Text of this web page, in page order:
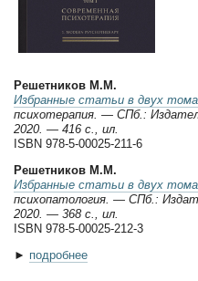
Решетников М.М.
Избранные статьи в двух
психотерапия. — СПб.:
2020. — 416 с., ил.
ISBN 978-5-00025-211-6
Решетников М.М.
Избранные статьи в двух
психопатология. — СПб.:
2020. — 368 с., ил.
ISBN 978-5-00025-212-3
► подробнее